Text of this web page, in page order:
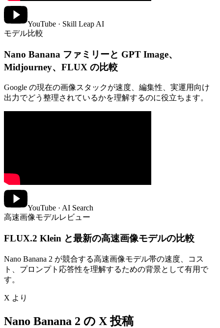
YouTube · Skill Leap AI
モデル比較
Nano Banana ファミリーと GPT Image、
Midjourney、FLUX の比較
Google の現在の画像スタックが速度、編集性、実運用向け
出力でどう整理されているかを理解するのに役立ちます。
YouTube · AI Search
高速画像モデルレビュー
FLUX.2 Klein と最新の高速画像モデルの比較
Nano Banana 2 が競合する高速画像モデル帯の速度、コス
ト、プロンプト応答性を理解するための背景として有用で
す。
X より
Nano Banana 2 の X 投稿